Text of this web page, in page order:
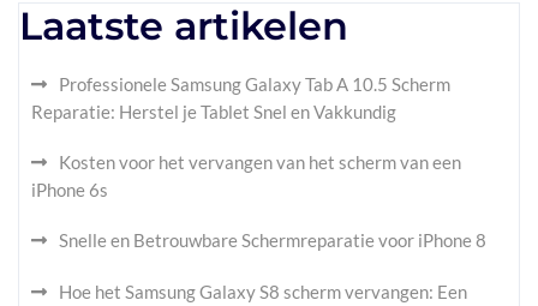
Laatste artikelen
Professionele Samsung Galaxy Tab A 10.5 Scherm
Reparatie: Herstel je Tablet Snel en Vakkundig
Kosten voor het vervangen van het scherm van een
iPhone 6s
Snelle en Betrouwbare Schermreparatie voor iPhone 8
Hoe het Samsung Galaxy S8 scherm vervangen: Een